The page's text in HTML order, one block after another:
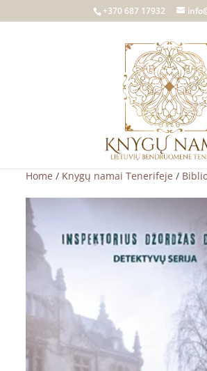
+370 687 17932
Home / Knygų namai Tenerifeje /